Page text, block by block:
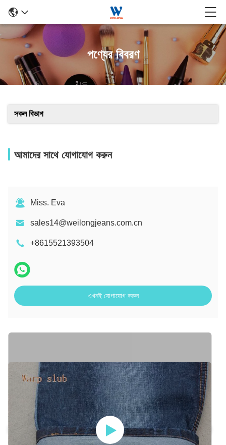
পণ্যের বিবরণ
সকল বিভাগ
আমাদের সাথে যোগাযোগ করুন
Miss. Eva
sales14@weilongjeans.com.cn
+8615521393504
এখনই যোগাযোগ করুন